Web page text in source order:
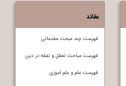
عقائد
فهرست چند مبحث مقدماتی
فهرست مباحث تعقل و تفقه در دين
فهرست علم و علم آموزی